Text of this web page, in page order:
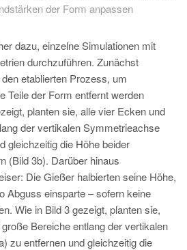
der Form anpassen
dazu, einzelne Simulationen mit
durchzuführen. Zunächst
etablierten Prozess, um
Teile der Form entfernt werden
planten sie, alle vier Ecken und
der vertikalen Symmetrieachse
gleichzeitig die Höhe beider
(Bild 3b). Darüber hinaus
Die Gießer halbierten seine Höhe,
Abguss einsparte – sofern keine
Wie in Bild 3 gezeigt, planten sie,
Bereiche entlang der vertikalen
zu entfernen und gleichzeitig die